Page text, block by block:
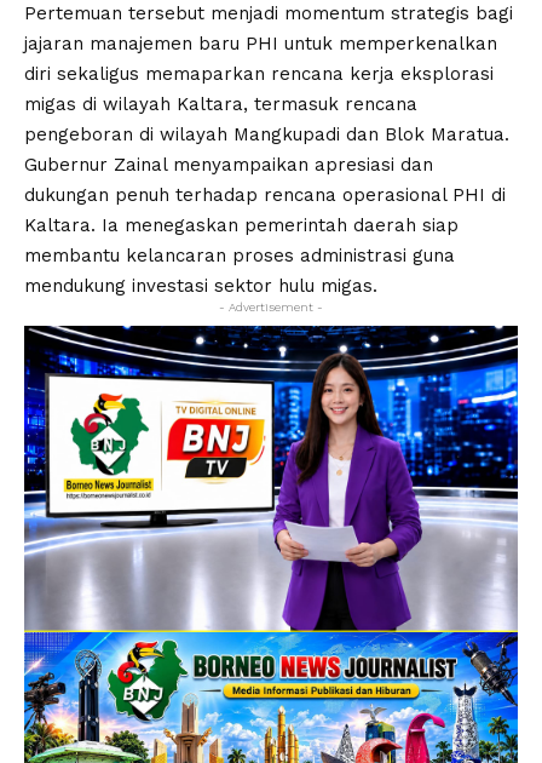
Pertemuan tersebut menjadi momentum strategis bagi
jajaran manajemen baru PHI untuk memperkenalkan
diri sekaligus memaparkan rencana kerja eksplorasi
migas di wilayah Kaltara, termasuk rencana
pengeboran di wilayah Mangkupadi dan Blok Maratua.
Gubernur Zainal menyampaikan apresiasi dan
dukungan penuh terhadap rencana operasional PHI di
Kaltara. Ia menegaskan pemerintah daerah siap
membantu kelancaran proses administrasi guna
mendukung investasi sektor hulu migas.
- Advertisement -